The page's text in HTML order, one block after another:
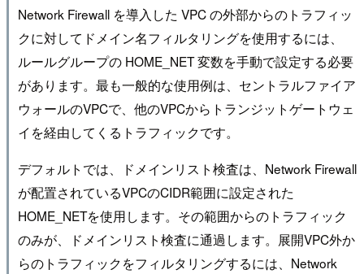
Network Firewall を導入した VPC の外部からのトラフィッ
クに対してドメイン名フィルタリングを使用するには、
ルールグループの HOME_NET 変数を手動で設定する必要
があります。最も一般的な使用例は、セントラルファイア
ウォールのVPCで、他のVPCからトランジットゲートウェ
イを経由してくるトラフィックです。
デフォルトでは、ドメインリスト検査は、Network Firewall
が配置されているVPCのCIDR範囲に設定された
HOME_NETを使用します。その範囲からのトラフィック
のみが、ドメインリスト検査に通過します。展開VPC外か
らのトラフィックをフィルタリングするには、Network